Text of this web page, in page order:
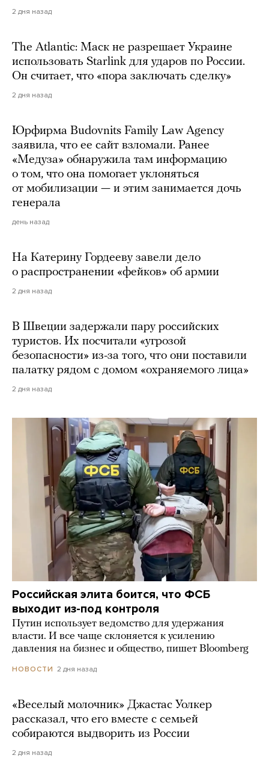
2 дня назад
The Atlantic: Маск не разрешает Украине
использовать Starlink для ударов по России.
Он считает, что «пора заключать сделку»
2 дня назад
Юрфирма Budovnits Family Law Agency
заявила, что ее сайт взломали. Ранее
«Медуза» обнаружила там информацию
о том, что она помогает уклоняться
от мобилизации — и этим занимается дочь
генерала
день назад
На Катерину Гордееву завели дело
о распространении «фейков» об армии
2 дня назад
В Швеции задержали пару российских
туристов. Их посчитали «угрозой
безопасности» из-за того, что они поставили
палатку рядом с домом «охраняемого лица»
2 дня назад
Российская элита боится, что ФСБ
выходит из-под контроля
Путин использует ведомство для удержания
власти. И все чаще склоняется к усилению
давления на бизнес и общество, пишет Bloomberg
НОВОСТИ 2 дня назад
«Веселый молочник» Джастас Уолкер
рассказал, что его вместе с семьей
собираются выдворить из России
2 дня назад